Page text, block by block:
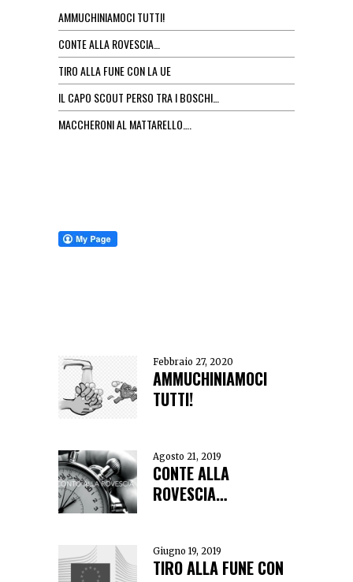
AMMUCHINIAMOCI TUTTI!
CONTE ALLA ROVESCIA…
TIRO ALLA FUNE CON LA UE
IL CAPO SCOUT PERSO TRA I BOSCHI…
MACCHERONI AL MATTARELLO….
Febbraio 27, 2020
AMMUCHINIAMOCI
TUTTI!
Agosto 21, 2019
CONTE ALLA
ROVESCIA…
Giugno 19, 2019
TIRO ALLA FUNE CON